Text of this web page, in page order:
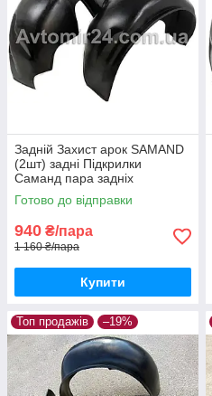
Задній Захист арок SAMAND
(2шт) задні Підкрилки
Саманд пара задніх
Готово до відправки
940 ₴/пара
1 160 ₴/пара
Купити
Топ продажів –19%